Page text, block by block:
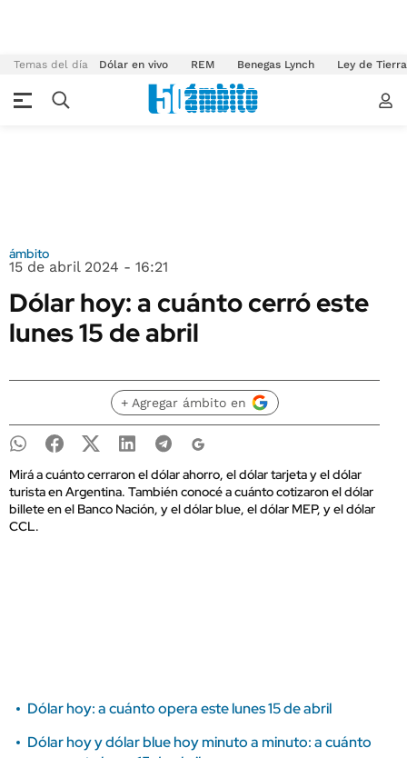
Temas del día Dólar en vivo REM Benegas Lynch Ley de
ámbito
15 de abril 2024 - 16:21
Dólar hoy: a cuánto cerró este
lunes 15 de abril
+ Agregar ámbito en
Mirá a cuánto cerraron el dólar ahorro, el dólar tarjeta y el dólar
turista en Argentina. También conocé a cuánto cotizaron el dólar
billete en el Banco Nación, y el dólar blue, el dólar MEP, y el dólar
CCL.
Dólar hoy: a cuánto opera este lunes 15 de abril
Dólar hoy y dólar blue hoy minuto a minuto: a cuánto